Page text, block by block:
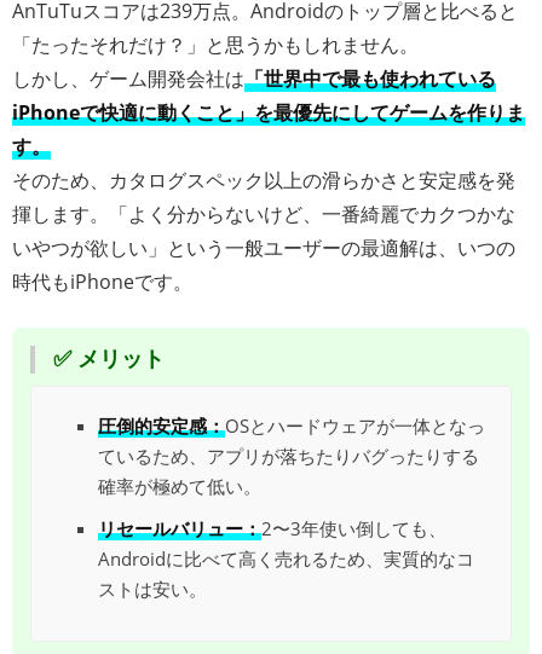
AnTuTuスコアは239万点。Androidのトップ層と比べると
「たったそれだけ？」と思うかもしれません。
しかし、ゲーム開発会社は「世界中で最も使われている
iPhoneで快適に動くこと」を最優先にしてゲームを作りま
す。
そのため、カタログスペック以上の滑らかさと安定感を発
揮します。「よく分からないけど、一番綺麗でカクつかな
いやつが欲しい」という一般ユーザーの最適解は、いつの
時代もiPhoneです。
✅ メリット
圧倒的安定感：OSとハードウェアが一体となっ
ているため、アプリが落ちたりバグったりする
確率が極めて低い。
リセールバリュー：2〜3年使い倒しても、
Androidに比べて高く売れるため、実質的なコ
ストは安い。